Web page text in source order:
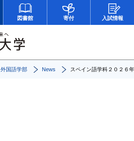
図書館 寄付 入試情報
外国語学部 News スペイン語学科２０２６